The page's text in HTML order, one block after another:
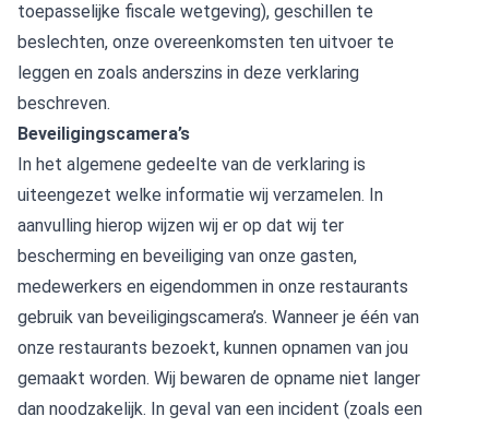
toepasselijke fiscale wetgeving), geschillen te
beslechten, onze overeenkomsten ten uitvoer te
leggen en zoals anderszins in deze verklaring
beschreven.
Beveiligingscamera’s
In het algemene gedeelte van de verklaring is
uiteengezet welke informatie wij verzamelen. In
aanvulling hierop wijzen wij er op dat wij ter
bescherming en beveiliging van onze gasten,
medewerkers en eigendommen in onze restaurants
gebruik van beveiligingscamera’s. Wanneer je één van
onze restaurants bezoekt, kunnen opnamen van jou
gemaakt worden. Wij bewaren de opname niet langer
dan noodzakelijk. In geval van een incident (zoals een